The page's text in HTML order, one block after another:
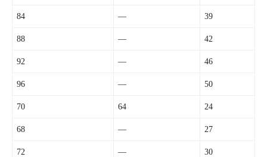
84 — 39
88 — 42
92 — 46
96 — 50
70 64 24
68 — 27
72 — 30